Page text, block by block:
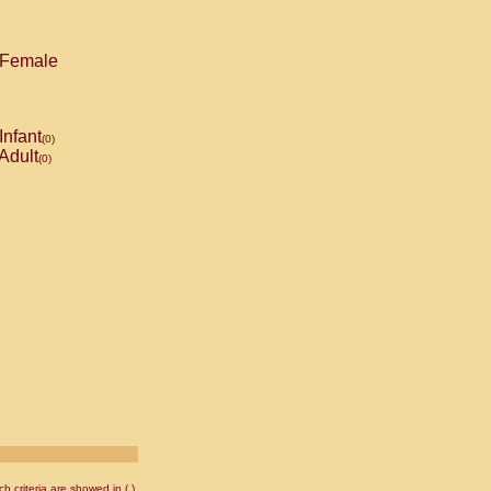
Female
Infant(0)
(0)
criteria are showed in ( ).